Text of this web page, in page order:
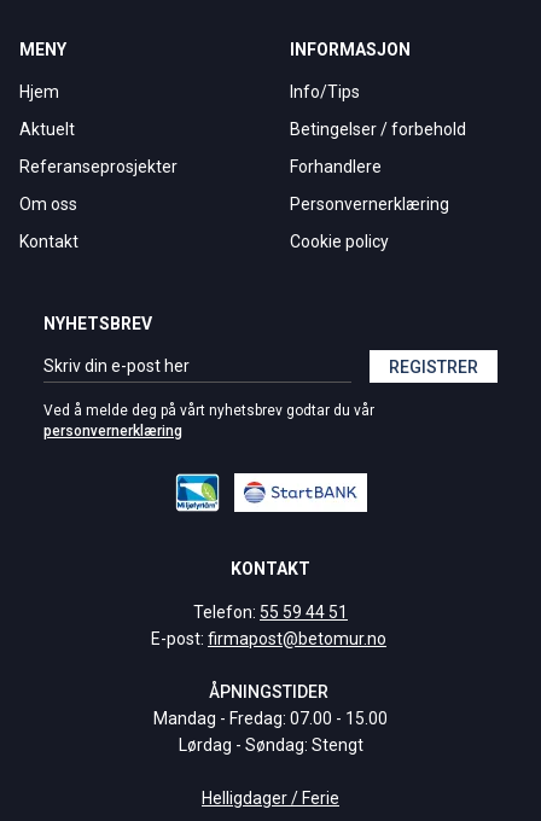
MENY
Hjem
Aktuelt
Referanseprosjekter
Om oss
Kontakt
INFORMASJON
Info/Tips
Betingelser / forbehold
Forhandlere
Personvernerklæring
Cookie policy
NYHETSBREV
REGISTRER
Ved å melde deg på vårt nyhetsbrev godtar du vår
personvernerklæring
KONTAKT
Telefon: 55 59 44 51
E-post: firmapost@betomur.no
ÅPNINGSTIDER
Mandag - Fredag: 07.00 - 15.00
Lørdag - Søndag: Stengt
Helligdager / Ferie